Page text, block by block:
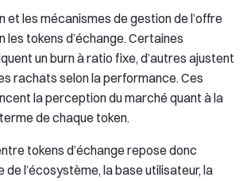
et les mécanismes de gestion de l’offre
les tokens d’échange. Certaines
un burn à ratio fixe, d’autres ajustent
rachats selon la performance. Ces
la perception du marché quant à la
de chaque token.
tokens d’échange repose donc
l’écosystème, la base utilisateur, la